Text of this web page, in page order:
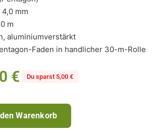
mm
m
aluminiumverstärkt
Faden in handlicher 30-m-Rolle
€ Du sparst 5,00 €
Warenkorb